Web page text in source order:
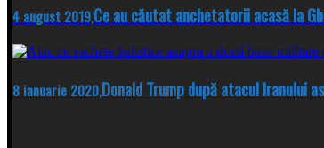
4 august 2019,Ce au căutat anchetatorii acasă la
8 ianuarie 2020,Donald Trump după atacul Iranului